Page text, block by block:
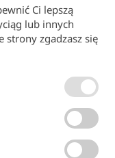
Ci lepszą
lub innych
strony zgadzasz się